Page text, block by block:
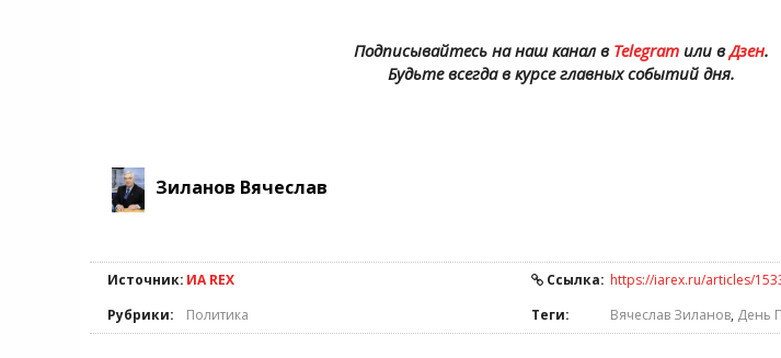
Подписывайтесь на наш канал в Telegramили вДзен.
Будьте всегда в курсе главных событий дня.
Зиланов Вячеслав
Источник: ИА REX Ссылка: https://iarex.ru/articles/
Рубрики:
Политика Теги: Вячеслав Зиланов, День